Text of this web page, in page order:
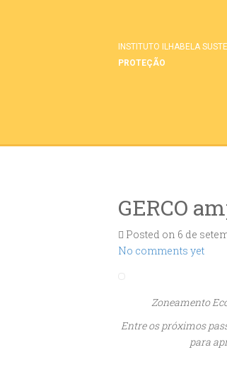
INSTITUTO ILHABELA
PROTEÇÃO
GERCO
Posted on 6 de
No comments yet
Zoneamento
Entre os próximos
para